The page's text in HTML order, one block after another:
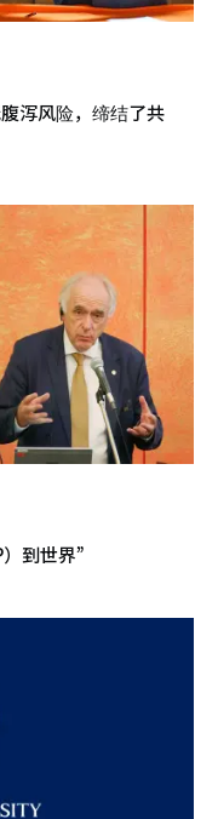
泻风险，缔结了共
到世界”